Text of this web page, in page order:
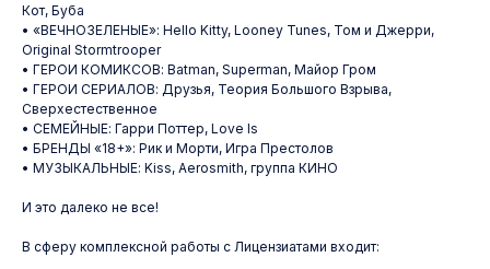
Кот, Буба
• «ВЕЧНОЗЕЛЕНЫЕ»: Hello Kitty, Looney Tunes, Том и Джерри,
Original Stormtrooper
• ГЕРОИ КОМИКСОВ: Batman, Superman, Майор Гром
• ГЕРОИ СЕРИАЛОВ: Друзья, Теория Большого Взрыва,
Сверхестественное
• СЕМЕЙНЫЕ: Гарри Поттер, Love Is
• БРЕНДЫ «18+»: Рик и Морти, Игра Престолов
• МУЗЫКАЛЬНЫЕ: Kiss, Aerosmith, группа КИНО
И это далеко не все!
В сферу комплексной работы с Лицензиатами входит: